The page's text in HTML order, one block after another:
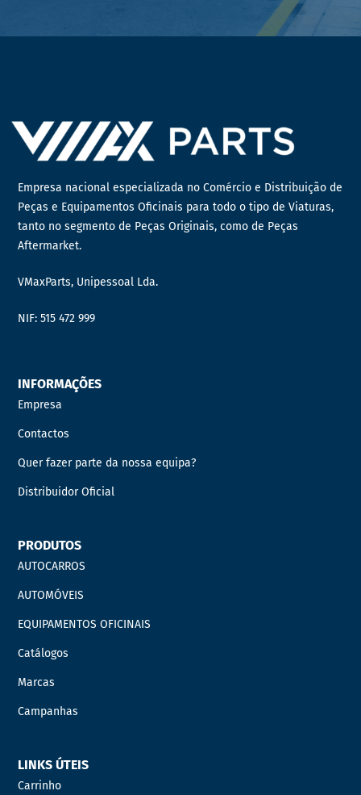
Empresa nacional especializada no Comércio e Distribuição de
Peças e Equipamentos Oficinais para todo o tipo de Viaturas,
tanto no segmento de Peças Originais, como de Peças
Aftermarket.
VMaxParts, Unipessoal Lda.
NIF: 515 472 999
INFORMAÇÕES
Empresa
Contactos
Quer fazer parte da nossa equipa?
Distribuidor Oficial
PRODUTOS
AUTOCARROS
AUTOMÓVEIS
EQUIPAMENTOS OFICINAIS
Catálogos
Marcas
Campanhas
LINKS ÚTEIS
Carrinho